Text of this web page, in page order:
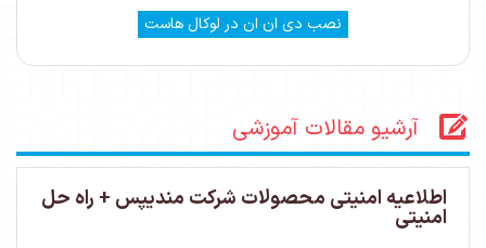
نصب دی ان ان در لوکال هاست
آرشیو مقالات آموزشی
اطلاعیه امنیتی محصولات شرکت مندیپس + راه حل
امنیتی